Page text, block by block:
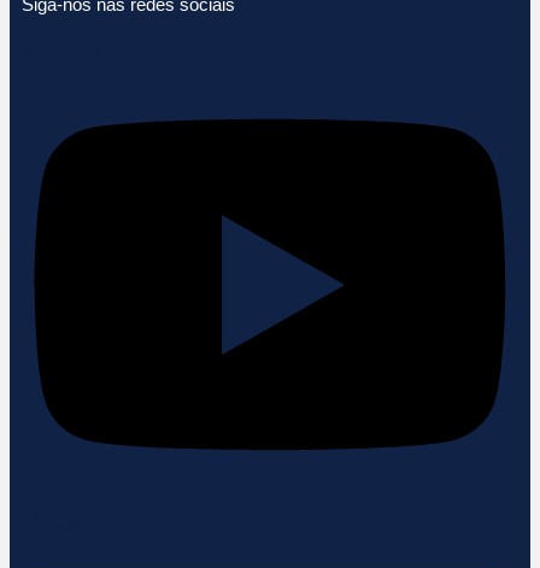
Siga-nos nas redes sociais